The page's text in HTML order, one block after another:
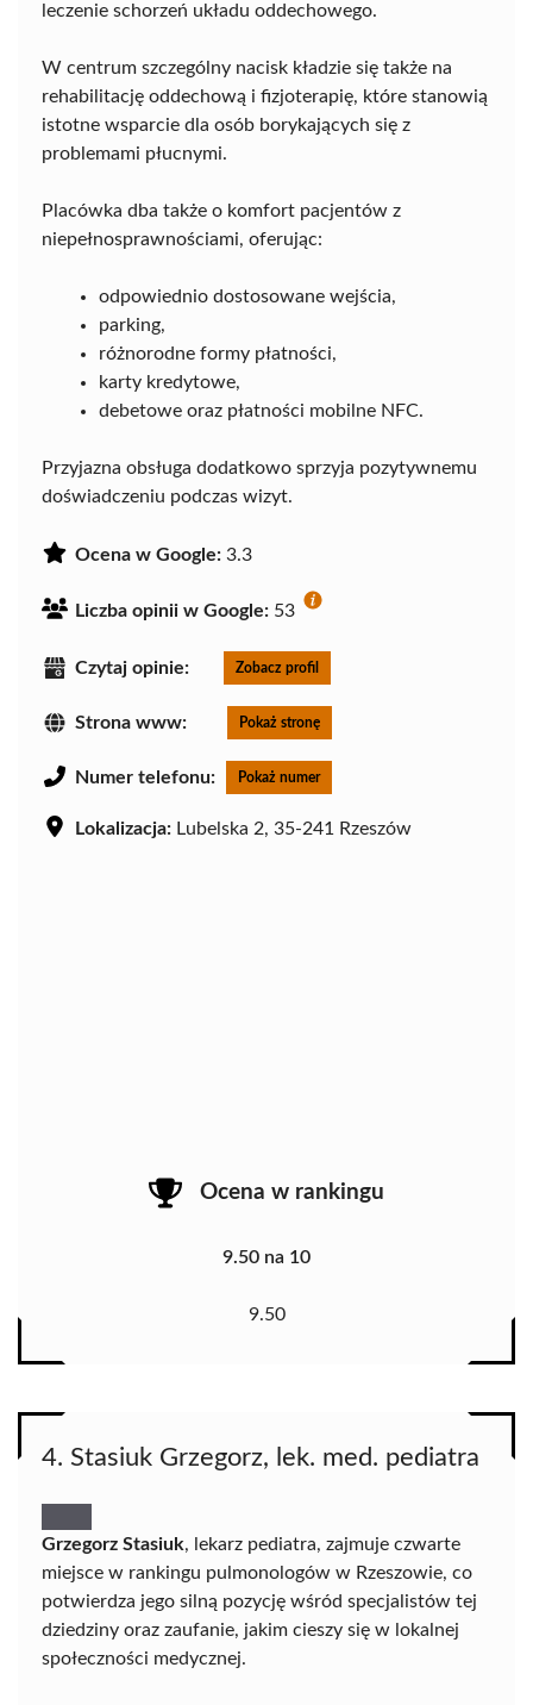
leczenie schorzeń układu oddechowego.
W centrum szczególny nacisk kładzie się także na
rehabilitację oddechową i fizjoterapię, które stanowią
istotne wsparcie dla osób borykających się z
problemami płucnymi.
Placówka dba także o komfort pacjentów z
niepełnosprawnościami, oferując:
odpowiednio dostosowane wejścia,
parking,
różnorodne formy płatności,
karty kredytowe,
debetowe oraz płatności mobilne NFC.
Przyjazna obsługa dodatkowo sprzyja pozytywnemu
doświadczeniu podczas wizyt.
Ocena w Google: 3.3
Liczba opinii w Google: 53
Czytaj opinie: Zobacz profil
Strona www: Pokaż stronę
Numer telefonu: Pokaż numer
Lokalizacja: Lubelska 2, 35-241 Rzeszów
Ocena w rankingu
9.50 na 10
9.50
4. Stasiuk Grzegorz, lek. med. pediatra
Grzegorz Stasiuk, lekarz pediatra, zajmuje czwarte
miejsce w rankingu pulmonologów w Rzeszowie, co
potwierdza jego silną pozycję wśród specjalistów tej
dziedziny oraz zaufanie, jakim cieszy się w lokalnej
społeczności medycznej.